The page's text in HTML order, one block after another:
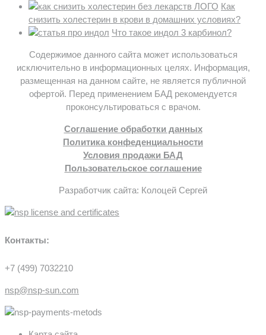
Как
снизить холестерин в крови в домашних условиях?
Что такое индол 3 карбинол?
Содержимое данного сайта может использоваться
исключительно в информационных целях. Информация,
размещенная на данном сайте, не является публичной
офертой. Перед применением БАД рекомендуется
проконсультироваться с врачом.
Соглашение обработки данных
Политика конфеденциальности
Условия продажи БАД
Пользовательское соглашение
Разработчик сайта: Колоцей Сергей
Контакты:
+7 (499) 7032210
nsp@nsp-sun.com